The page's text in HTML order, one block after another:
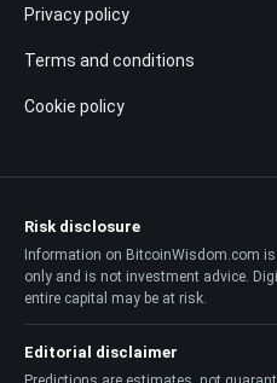
Privacy policy
Terms and conditions
Cookie policy
Risk disclosure
Information on BitcoinWisdom.com
only and is not investment advice.
entire capital may be at risk.
Editorial disclaimer